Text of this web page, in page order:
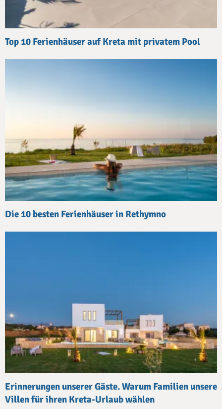
Top 10 Ferienhäuser auf Kreta mit privatem Pool
Die 10 besten Ferienhäuser in Rethymno
Erinnerungen unserer Gäste. Warum Familien unsere
Villen für ihren Kreta-Urlaub wählen